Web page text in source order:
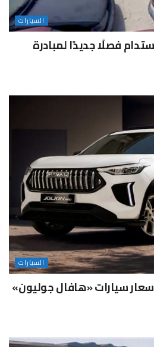
السيارات
فصلًا جديدًا لمبادرة
السيارات
أسعار سيارات «هافال جوليون»